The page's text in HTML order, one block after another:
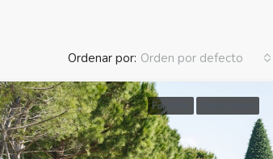
Ordenar por: Orden por defecto
For Sale